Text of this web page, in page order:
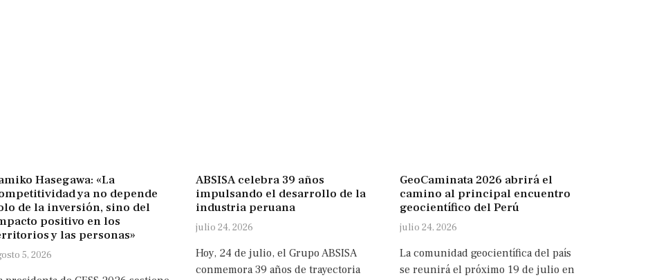
Hasegawa: «La
ya no depende
de la inversión, sino del
positivo en los
y las personas»
5, 2026
ABSISA celebra 39 años
impulsando el desarrollo de la
industria peruana
julio 24, 2026
Hoy, 24 de julio, el Grupo ABSISA
conmemora 39 años de trayectoria
GeoCaminata 2026 abrirá el
camino al principal encuentro
geocientífico del Perú
julio 24, 2026
La comunidad geocientífica del país
se reunirá el próximo 19 de julio en